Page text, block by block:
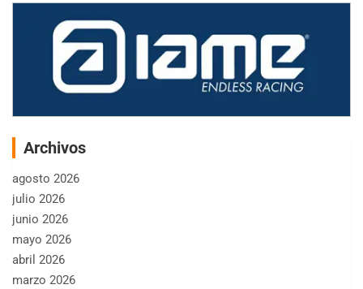
Archivos
agosto 2026
julio 2026
junio 2026
mayo 2026
abril 2026
marzo 2026